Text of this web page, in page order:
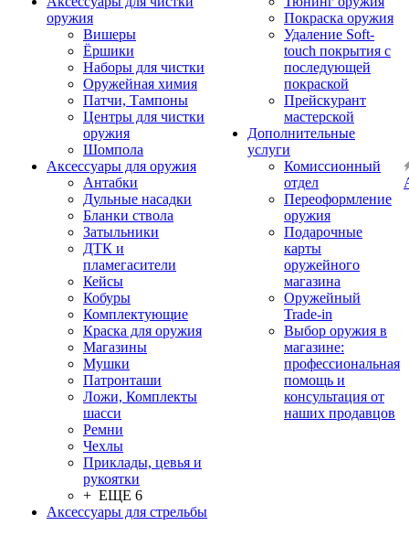
оружия
Вишеры
Ёршики
Наборы для чистки
Оружейная химия
Патчи, Тампоны
Центры для чистки
оружия
Шомпола
Аксессуары для оружия
Антабки
Дульные насадки
Бланки ствола
Затыльники
ДТК и
пламегасители
Кейсы
Кобуры
Комплектующие
Краска для оружия
Магазины
Мушки
Патронташи
Ложи, Комплекты
шасси
Ремни
Чехлы
Приклады, цевья и
рукоятки
+ ЕЩЕ 6
Аксессуары для стрельбы
Покраска оружия
Удаление Soft-
touch покрытия с
последующей
покраской
Прейскурант
мастерской
Дополнительные
услуги
Комиссионный
отдел
Переоформление
оружия
Подарочные
карты
оружейного
магазина
Оружейный
Trade-in
Выбор оружия в
магазине:
профессиональная
помощь и
консультация от
наших продавцов